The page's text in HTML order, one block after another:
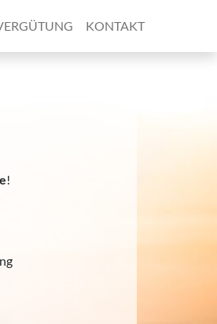
KONTAKT
!